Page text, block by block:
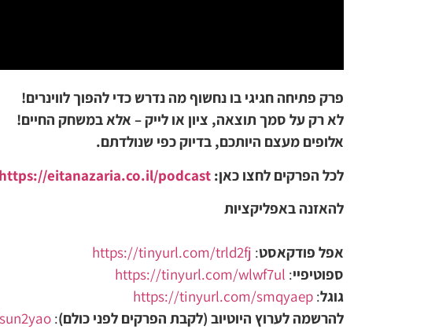
פרק פתיחה חגיגי בו נחשוף מה נדרש כדי להפוך לווינרים!
לא רק על סמך תוצאה, ציון או לייק – אלא במשחק החיים!
אלופים מעצם היותכם, בדיוק כפי שנולדתם.
לכל הפרקים לחצו כאן: https://eitanazaria.co.il/podcast/
להאזנה באפליקציות
אפל פודקאסט:
https://tinyurl.com/trld2fj
ספוטיפיי:
https://tinyurl.com/wlwf7ul
גוגל:
https://tinyurl.com/smqyaep
להרשמה לערוץ היוטיוב (לקבת הפרקים לפני כולם):